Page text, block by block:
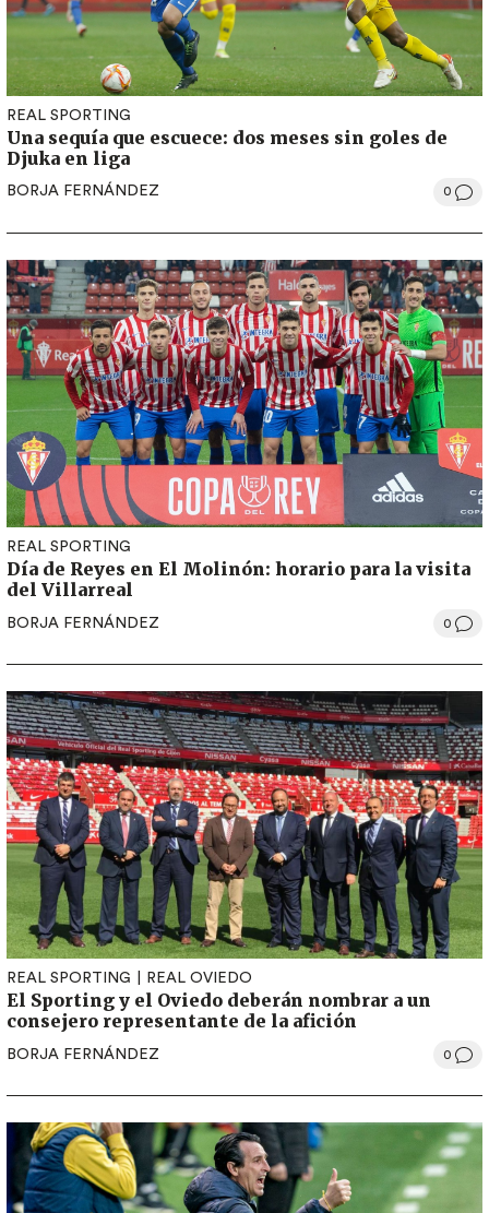
REAL SPORTING
Una sequía que escuece: dos meses sin goles de
Djuka en liga
BORJA FERNÁNDEZ 0
REAL SPORTING
Día de Reyes en El Molinón: horario para la visita
del Villarreal
BORJA FERNÁNDEZ 0
REAL SPORTING REAL OVIEDO
El Sporting y el Oviedo deberán nombrar a un
consejero representante de la afición
BORJA FERNÁNDEZ 0